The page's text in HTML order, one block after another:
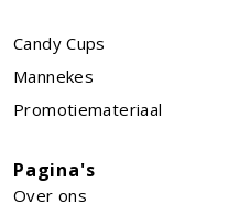
Candy Cups
Mannekes
Promotiemateriaal
Pagina's
Over ons